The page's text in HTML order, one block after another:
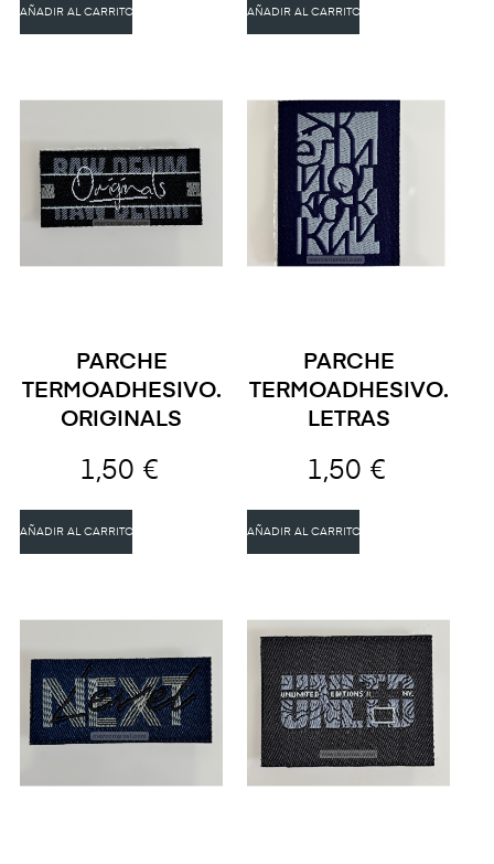
AÑADIR AL CARRITO AÑADIR AL CARRITO
PARCHE
TERMOADHESIVO.
ORIGINALS
1,50 €
AÑADIR AL CARRITO
PARCHE
TERMOADHESIVO.
LETRAS
1,50 €
AÑADIR AL CARRITO